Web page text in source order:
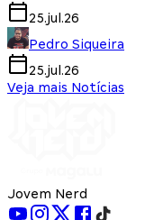
25.jul.26
Pedro Siqueira
25.jul.26
Veja mais Notícias
Jovem Nerd